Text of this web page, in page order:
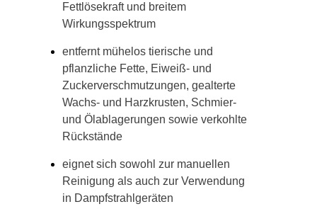
Fettlösekraft und breitem
Wirkungsspektrum
entfernt mühelos tierische und
pflanzliche Fette, Eiweiß- und
Zuckerverschmutzungen, gealterte
Wachs- und Harzkrusten, Schmier-
und Ölablagerungen sowie verkohlte
Rückstände
eignet sich sowohl zur manuellen
Reinigung als auch zur Verwendung
in Dampfstrahlgeräten